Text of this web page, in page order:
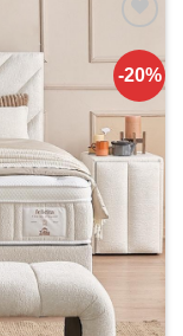
-20%
към
списъка с
харесани
продукти